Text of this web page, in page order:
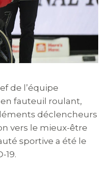
de l’équipe
fauteuil roulant,
déclencheurs
vers le mieux-être
sportive a été le
19.